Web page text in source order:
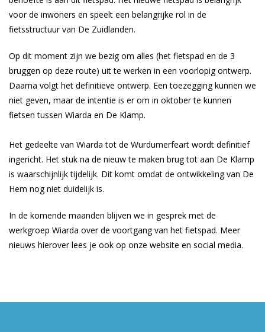
voor de inwoners en speelt een belangrijke rol in de
fietsstructuur van De Zuidlanden.
Op dit moment zijn we bezig om alles (het fietspad en de 3
bruggen op deze route) uit te werken in een voorlopig ontwerp.
Daarna volgt het definitieve ontwerp. Een toezegging kunnen we
niet geven, maar de intentie is er om in oktober te kunnen
fietsen tussen Wiarda en De Klamp.
Het gedeelte van Wiarda tot de Wurdumerfeart wordt definitief
ingericht. Het stuk na de nieuw te maken brug tot aan De Klamp
is waarschijnlijk tijdelijk. Dit komt omdat de ontwikkeling van De
Hem nog niet duidelijk is.
In de komende maanden blijven we in gesprek met de
werkgroep Wiarda over de voortgang van het fietspad. Meer
nieuws hierover lees je ook op onze website en social media.